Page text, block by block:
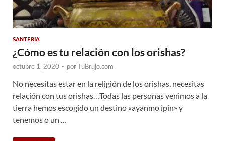
SANTERIA
¿Cómo es tu relación con los orishas?
octubre 1, 2020 - porTuBrujo.com
No necesitas estar en la religión de los orishas, necesitas
relación con tus orishas…Todas las personas venimos a la
tierra hemos escogido un destino «ayanmo ipin» y
tenemos o un …